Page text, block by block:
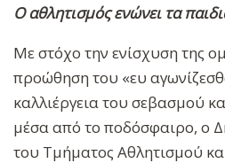
Ο αθλητισμός ενώνει τα
Με στόχο την ενίσχυση της
προώθηση του «ευ
καλλιέργεια του σεβασμού
μέσα από το ποδόσφαιρο, ο
του Τμήματος Αθλητισμού